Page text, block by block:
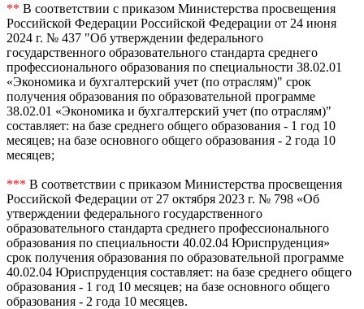
** В соответствии с приказом Министерства просвещения
Российской Федерации Российской Федерации от 24 июня
2024 г. № 437 "Об утверждении федерального
государственного образовательного стандарта среднего
профессионального образования по специальности 38.02.01
«Экономика и бухгалтерский учет (по отраслям)" срок
получения образования по образовательной программе
38.02.01 «Экономика и бухгалтерский учет (по отраслям)"
составляет: на базе среднего общего образования - 1 год 10
месяцев; на базе основного общего образования - 2 года 10
месяцев;
*** В соответствии с приказом Министерства просвещения
Российской Федерации от 27 октября 2023 г. № 798 «Об
утверждении федерального государственного
образовательного стандарта среднего профессионального
образования по специальности 40.02.04 Юриспруденция»
срок получения образования по образовательной программе
40.02.04 Юриспруденция составляет: на базе среднего общего
образования - 1 год 10 месяцев; на базе основного общего
образования - 2 года 10 месяцев.